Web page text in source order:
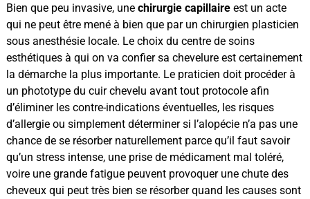
Bien que peu invasive, une chirurgie capillaireest un acte
qui ne peut être mené à bien que par un chirurgien plasticien
sous anesthésie locale. Le choix du centre de soins
esthétiques à qui on va confier sa chevelure est certainement
la démarche la plus importante. Le praticien doit procéder à
un phototype du cuir chevelu avant tout protocole afin
d’éliminer les contre-indications éventuelles, les risques
d’allergie ou simplement déterminer si l’alopécie n’a pas une
chance de se résorber naturellement parce qu’il faut savoir
qu’un stress intense, une prise de médicament mal toléré,
voire une grande fatigue peuvent provoquer une chute des
cheveux qui peut très bien se résorber quand les causes sont